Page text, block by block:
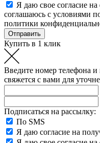
Я даю свое согласие
соглашаюсь с условиями
политики
Купить в 1 клик
Введите номер телефона и
свяжется с вами для
Подписаться на рассылку:
По SMS
Я даю согласие на